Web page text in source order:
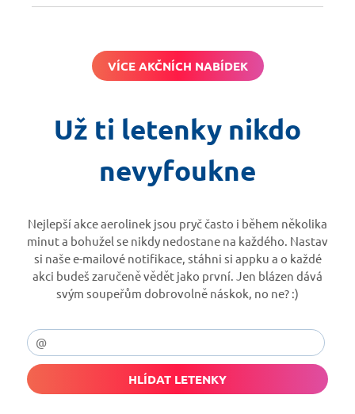
VÍCE AKČNÍCH NABÍDEK
Už ti letenky nikdo
nevyfoukne
Nejlepší akce aerolinek jsou pryč často i během několika
minut a bohužel se nikdy nedostane na každého. Nastav
si naše e-mailové notifikace, stáhni si appku a o každé
akci budeš zaručeně vědět jako první. Jen blázen dává
svým soupeřům dobrovolně náskok, no ne? :)
HLÍDAT LETENKY